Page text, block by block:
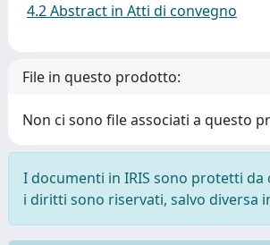
4.2 Abstract in Atti di convegno
File in questo prodotto:
Non ci sono file associati a questo
I documenti in IRIS sono protetti
i diritti sono riservati, salvo diversa